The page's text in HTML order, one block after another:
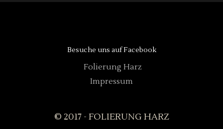
Besuche uns auf Facebook
Folierung Harz
Impressum
© 2017 - FOLIERUNG HARZ